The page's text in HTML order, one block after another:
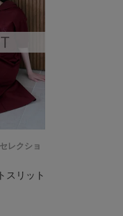
レクショ
スリット